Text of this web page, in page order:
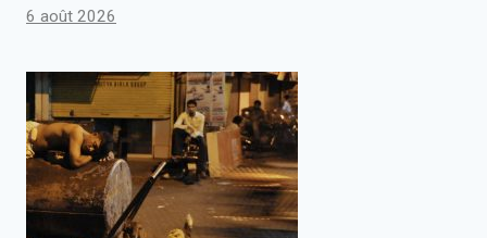
6 août 2026